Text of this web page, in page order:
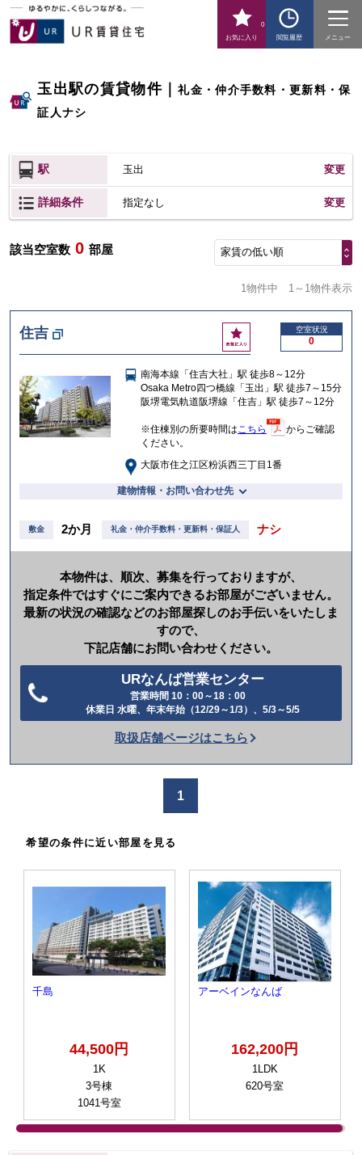
お気に入り
0
閲覧履歴
メニュー
玉出駅の賃貸物件｜礼金・仲介手数料・更新料・保
証人ナシ
駅 玉出 変更
詳細条件 指定なし 変更
該当空室数 0 部屋 家賃の低い順
1物件中 1～1物件表示
住吉
お
気
入
り
空室状況
0
南海本線「住吉大社」駅 徒歩8～12分
Osaka Metro四つ橋線「玉出」駅 徒歩7～15分
阪堺電気軌道阪堺線「住吉」駅 徒歩7～12分
※住棟別の所要時間はこちら
からご確認
ください。
大阪市住之江区粉浜西三丁目1番
建物情報・お問い合わせ先
敷金 2か月 礼金・仲介手数料・更新料・保証人 ナシ
本物件は、順次、募集を行っておりますが、
指定条件ではすぐにご案内できるお部屋がございません。
最新の状況の確認などのお部屋探しのお手伝いをいたしま
すので、
下記店舗にお問い合わせください。
URなんば営業センター
営業時間 10：00～18：00
休業日 水曜、年末年始（12/29～1/3）、5/3～5/5
話
か
取扱店舗ページはこちら
1
希望の条件に近い部屋を見る
千島
44,500円
1K
3号棟
1041号室
アーベインなんば
162,200円
1LDK
620号室